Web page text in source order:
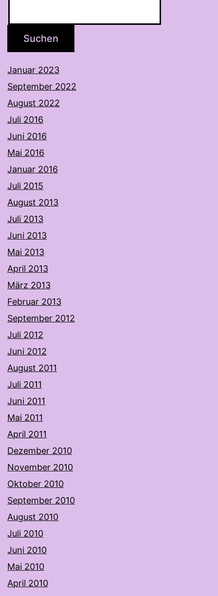
Suchen
Januar 2023
September 2022
August 2022
Juli 2016
Juni 2016
Mai 2016
Januar 2016
Juli 2015
August 2013
Juli 2013
Juni 2013
Mai 2013
April 2013
März 2013
Februar 2013
September 2012
Juli 2012
Juni 2012
August 2011
Juli 2011
Juni 2011
Mai 2011
April 2011
Dezember 2010
November 2010
Oktober 2010
September 2010
August 2010
Juli 2010
Juni 2010
Mai 2010
April 2010